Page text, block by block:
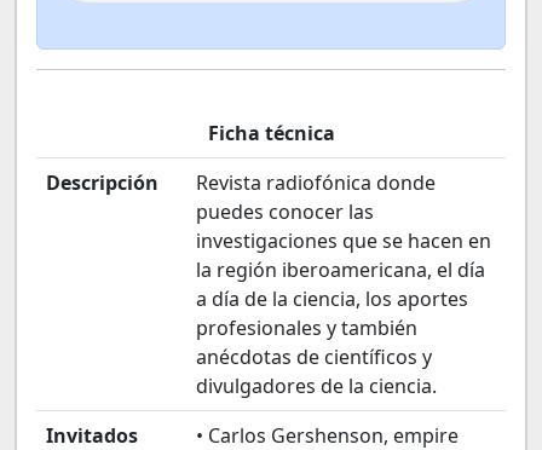
Ficha técnica
Descripción
Revista radiofónica donde
puedes conocer las
investigaciones que se hacen en
la región iberoamericana, el día
a día de la ciencia, los aportes
profesionales y también
anécdotas de científicos y
divulgadores de la ciencia.
Invitados
• Carlos Gershenson, empire